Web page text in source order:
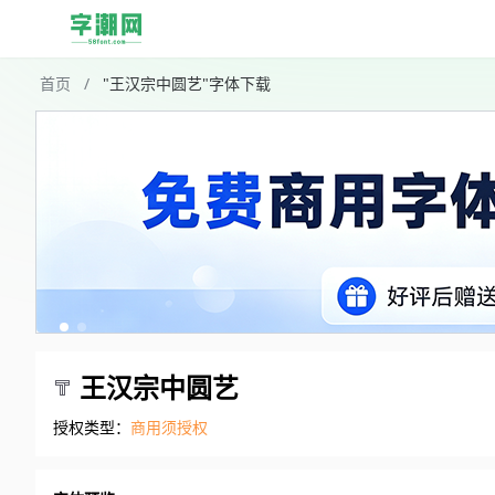
首页 / "王汉宗中圆艺"字体下载
王汉宗中圆艺
授权类型： 商用须授权